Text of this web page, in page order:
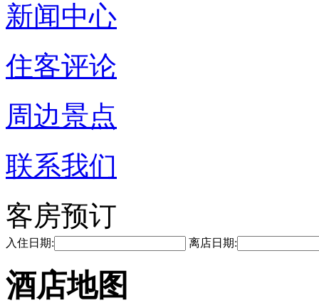
新闻中心
住客评论
周边景点
联系我们
客房预订
入住日期: 离店日期:
酒店地图